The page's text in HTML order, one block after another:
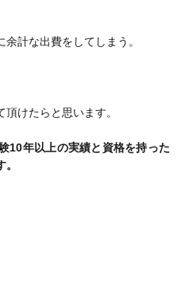
計な出費をしてしまう。
けたらと思います。
10年以上の実績と資格を持った